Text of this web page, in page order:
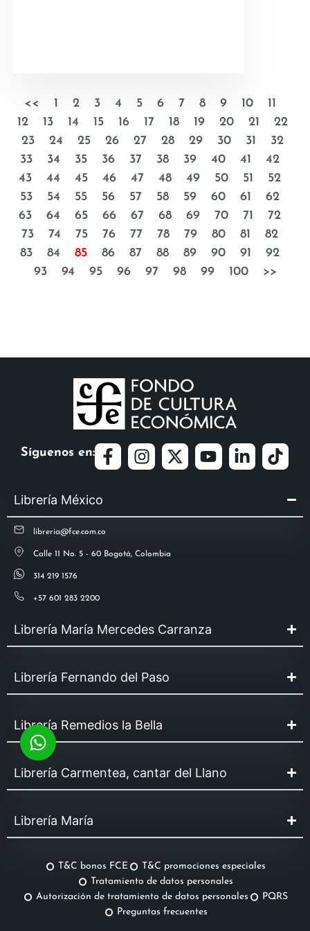
<< 1 2 3 4 5 6 7 8 9 10
11
12
13 14 15 16 17 18 19 20 21
22
23
24 25 26 27 28 29 30 31
32
33
34 35 36 37 38 39 40 41
42
43
44 45 46 47 48 49 50 51
52
53
54 55 56 57 58 59 60 61
62
63
64 65 66 67 68 69 70 71
72
73
74 75 76 77 78 79 80 81
82
83
84 85 86 87 88 89 90 91
92
93
94 95 96 97 98 99 100 >>
Síguenos en:
Librería México
libreria@fce.com.co
Calle 11 No. 5 - 60 Bogotá, Colombia
314 219 1576
+57 601 283 2200
Librería María Mercedes Carranza
Librería Fernando del Paso
Librería Remedios la Bella
Librería Carmentea, cantar del Llano
Librería María
T&C bonos FCE
T&C promociones especiales
Tratamiento de datos personales
Autorización de tratamiento de datos personales
PQRS
Preguntas frecuentes